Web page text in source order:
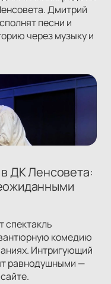
Дмитрий
песни и
через музыку и
ДК Ленсовета:
спектакль
комедию
Интригующий
равнодушными —